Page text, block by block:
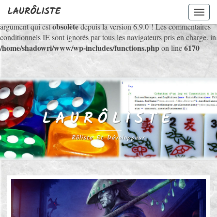
Deprecated: WP_Dependencies->add_data() est appelé avec un
argument qui estobsolètedepuis la version 6.9.0 ! Les commentaires
conditionnels IE sont ignorés par tous les navigateurs pris en charge. in
/home/shadowri/www/wp-includes/functions.phpon line6170
LAURÔLISTE
LAURÔLISTE
Rôliste Et Développeur